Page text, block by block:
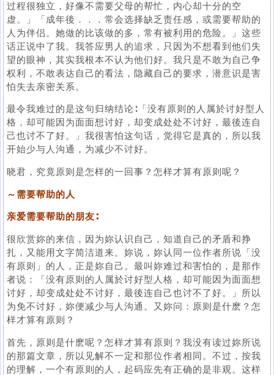
过程很独立，好像不需要父母的帮忙，内心却十分的空
虚。」「成年後．．．常会选择缺乏责任感，或需要帮助的
人为伴侣。她做的比该做的多，常有被利用的危险。」这些
话正说中了我。我答应男人的追求，只因为不想看到他们失
望的眼神，其实我根本不认为他们好。我只是不敢为自己争
权利，不敢表达自己的看法，隐藏自己的要求，潜意识是害
怕失去亲密关系。
最令我难过的是这句归纳结论∶「没有原则的人属於讨好型人
格，却可能因为面面想讨好，却变成处处不讨好，最後连自
己也讨不了好。」我很害怕这句话，觉得它是真的，所以我
开始少与人沟通，为减少不讨好。
晓君，究竟原则是怎样的一回事？怎样才算有原则呢？
～需要帮助的人
亲爱需要帮助的朋友∶
很欣赏妳的来信，因为妳认识自己，知道自己的矛盾和挣
扎，又能用文字简洁道来。妳说，妳认同一位作者所说「没
有原则」的人，正是妳自己。最叫妳难过和害怕的，是那作
者说：「没有原则的人属於讨好型人格，却可能因为面面想
讨好，却变成处处不讨好，最後连自己也讨不了好。」所以
为免不讨好，妳便减少与人沟通。又妳问：原则是什麽？怎
样才算有原则？
首先，原则是什麽呢？怎样才算有原则？我没有读过妳所说
的那篇文章，所以见解不一定和那位作者相同。不过，按我
的理解，一个有原则的人，起码应先有正确的是非观。这样